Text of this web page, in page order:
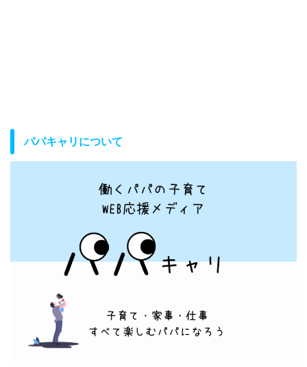
パパキャリについて